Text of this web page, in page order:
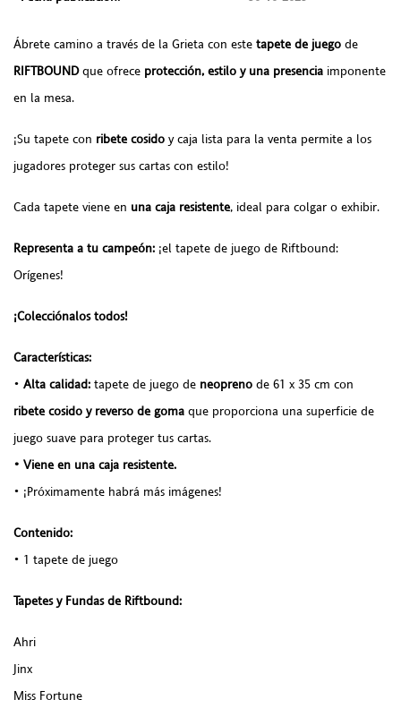
Ábrete camino a través de la Grieta con este tapete de juego de
RIFTBOUNDque ofrece protección, estilo y una presencia imponente
en la mesa.
¡Su tapete con ribete cosido y caja lista para la venta permite a los
jugadores proteger sus cartas con estilo!
Cada tapete viene en una caja resistente, ideal para colgar o exhibir.
Representa a tu campeón: ¡el tapete de juego de Riftbound:
Orígenes!
¡Colecciónalos todos!
Características:
• Alta calidad: tapete de juego de neopreno de 61 x 35 cm con
ribete cosido y reverso de goma que proporciona una superficie de
juego suave para proteger tus cartas.
• Viene en una caja resistente.
• ¡Próximamente habrá más imágenes!
Contenido:
• 1 tapete de juego
Tapetes y Fundas de Riftbound:
Ahri
Jinx
Miss Fortune